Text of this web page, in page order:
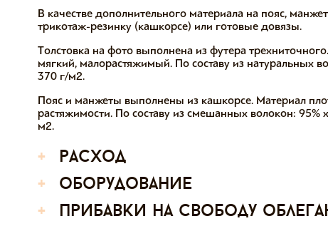
В качестве дополнительного материала на пояс,
трикотаж-резинку (кашкорсе) или готовые довязы.
Толстовка на фото выполнена из футера
мягкий, малорастяжимый. По составу из натуральных
370 г/м2.
Пояс и манжеты выполнены из кашкорсе. Материал
растяжимости. По составу из смешанных волокон: 95%
м2.
+
расход
+
оборудование
+
прибавки на свободу